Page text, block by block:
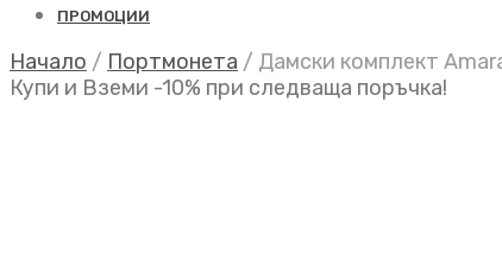
ПРОМОЦИИ
Начало / Портмонета / Дамски комплект
Купи и Вземи -10% при следваща поръчка!